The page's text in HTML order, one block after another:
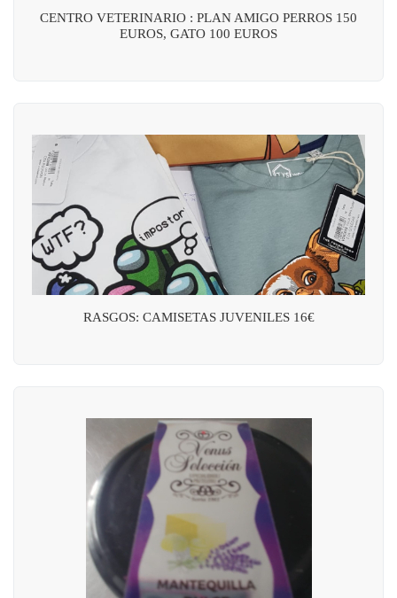
CENTRO VETERINARIO : PLAN AMIGO PERROS 150
EUROS, GATO 100 EUROS
RASGOS: CAMISETAS JUVENILES 16€